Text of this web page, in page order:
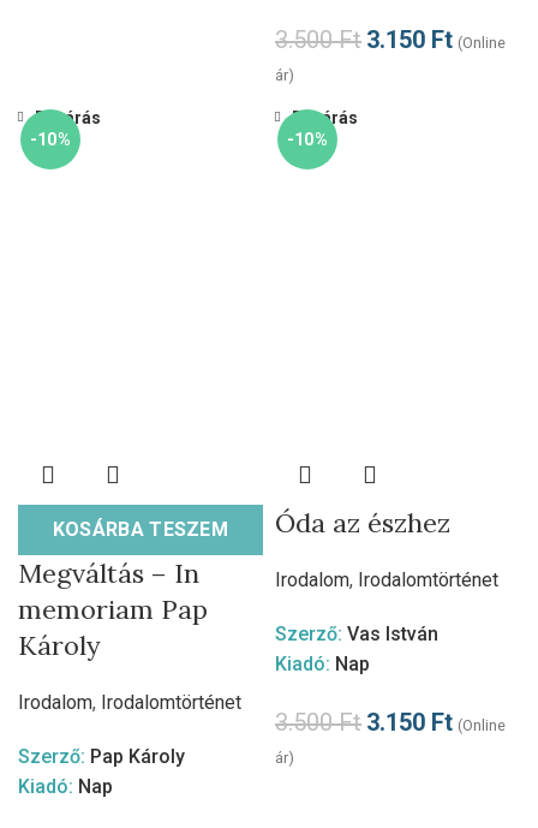
3.500Ft 3.150 Ft (Online
ár)
-10%
KOSÁRBA TESZEM
Bezárás
Megváltás – In
memoriam Pap
Károly
Irodalom, Irodalomtörténet
Szerző: Pap Károly
Kiadó: Nap
-10%
Bezárás
Óda az észhez
Irodalom, Irodalomtörténet
Szerző: Vas István
Kiadó: Nap
3.500Ft 3.150 Ft (Online
ár)